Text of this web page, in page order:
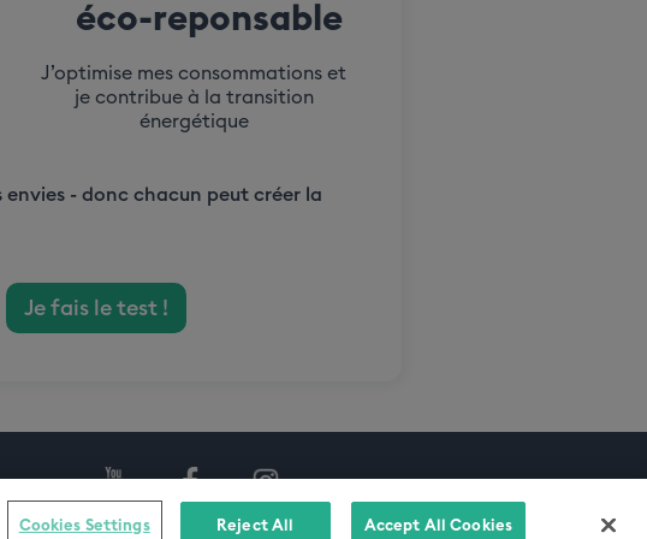
éco-reponsable
J’optimise mes consommations et
je contribue à la transition
énergétique​
- donc chacun peut créer la
Je fais le test !
Cookies Settings Reject All Accept All Cookies